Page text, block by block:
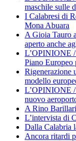
maschile sulle
I Calabresi di
Mona Abuara
A Gioia Tauro
aperto anche
L’OPINIONE /
Piano Europeo
Rigenerazione
modello
L’OPINIONE /
nuovo
A Rino
L’intervista di
Dalla Calabria
Ancora ritardi